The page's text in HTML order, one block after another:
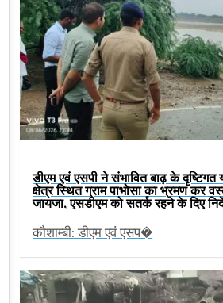
डीएम एवं एसपी ने संभावित बाढ़ के दृष्टिगत
क्षेत्र स्थित ग्राम पाभोसा का भ्रमण कर
जायजा, एसडीएम को सतर्क रहने के दिए
कौशाम्बी: डीएम एवं एसप�